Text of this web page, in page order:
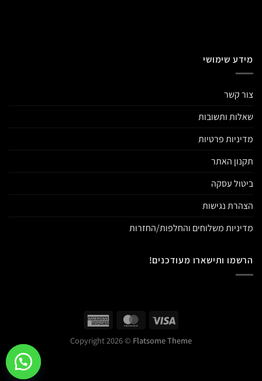
מידע שימושי
צור קשר
שאלות ותשובות
מדיניות פרטיות
תקנון האתר
ביטול עסקה
הצהרת נגישות
מדיניות משלוחים והחלפות/החזרות
הרשמו ותישארו מעודכנים!
Copyright 2026 © Flatsome Theme